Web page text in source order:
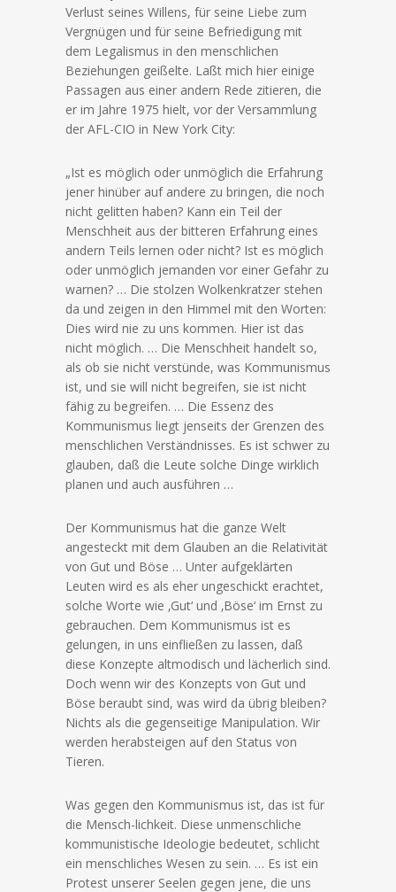
Verlust seines Willens, für seine Liebe zum
Vergnügen und für seine Befriedigung mit
dem Legalismus in den menschlichen
Beziehungen geißelte. Laßt mich hier einige
Passagen aus einer andern Rede zitieren, die
er im Jahre 1975 hielt, vor der Versammlung
der AFL-CIO in New York City:
„Ist es möglich oder unmöglich die Erfahrung
jener hinüber auf andere zu bringen, die noch
nicht gelitten haben? Kann ein Teil der
Menschheit aus der bitteren Erfahrung eines
andern Teils lernen oder nicht? Ist es möglich
oder unmöglich jemanden vor einer Gefahr zu
warnen? … Die stolzen Wolkenkratzer stehen
da und zeigen in den Himmel mit den Worten:
Dies wird nie zu uns kommen. Hier ist das
nicht möglich. … Die Menschheit handelt so,
als ob sie nicht verstünde, was Kommunismus
ist, und sie will nicht begreifen, sie ist nicht
fähig zu begreifen. … Die Essenz des
Kommunismus liegt jenseits der Grenzen des
menschlichen Verständnisses. Es ist schwer zu
glauben, daß die Leute solche Dinge wirklich
planen und auch ausführen …
Der Kommunismus hat die ganze Welt
angesteckt mit dem Glauben an die Relativität
von Gut und Böse … Unter aufgeklärten
Leuten wird es als eher ungeschickt erachtet,
solche Worte wie ‚Gut‘ und ‚Böse‘ im Ernst zu
gebrauchen. Dem Kommunismus ist es
gelungen, in uns einfließen zu lassen, daß
diese Konzepte altmodisch und lächerlich sind.
Doch wenn wir des Konzepts von Gut und
Böse beraubt sind, was wird da übrig bleiben?
Nichts als die gegenseitige Manipulation. Wir
werden herabsteigen auf den Status von
Tieren.
Was gegen den Kommunismus ist, das ist für
die Mensch-lichkeit. Diese unmenschliche
kommunistische Ideologie bedeutet, schlicht
ein menschliches Wesen zu sein. … Es ist ein
Protest unserer Seelen gegen jene, die uns